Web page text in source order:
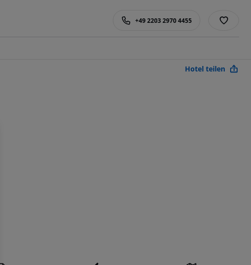
+49 2203 2970 4455
Hotel teilen